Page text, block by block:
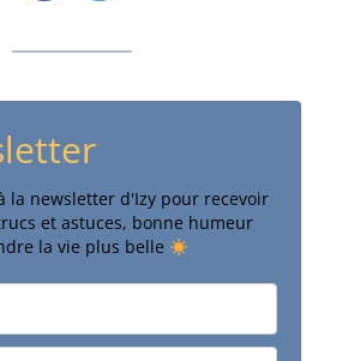
onglet onglet
la newsletter d'Izy pour recevoir
et astuces, bonne humeur
la vie plus belle